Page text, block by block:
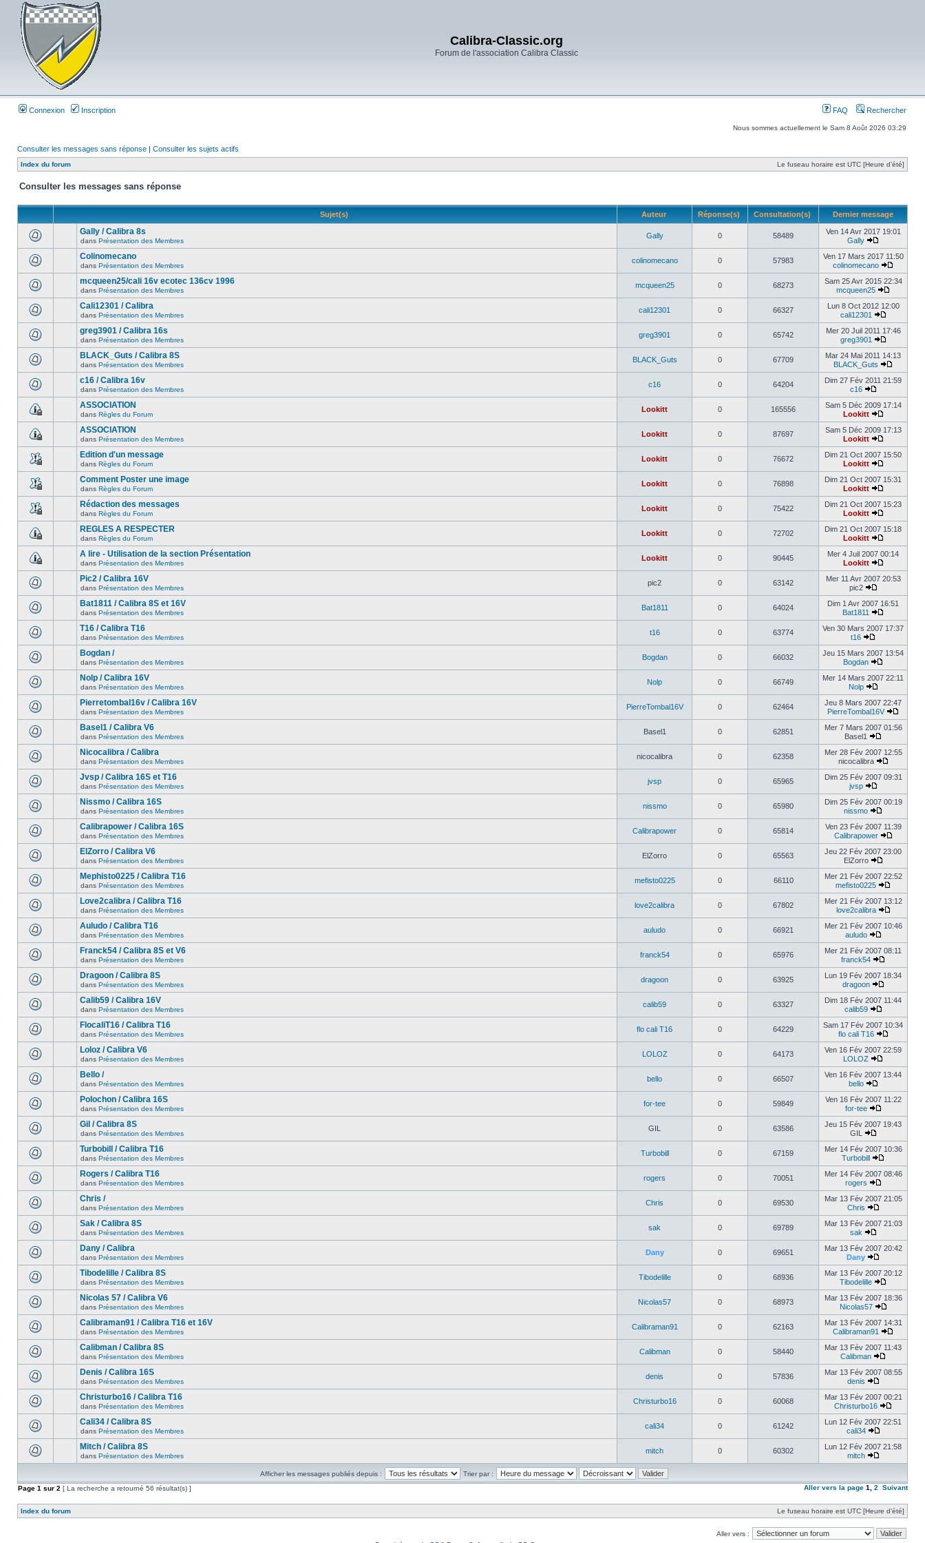
Calibra-Classic.org
Forum de l'association Calibra Classic
Connexion Inscription FAQ Rechercher
Nous sommes actuellement le Sam 8 Août 2026 03:29
Consulter les messages sans réponse | Consulter les sujets actifs
Index du forum Le fuseau horaire est UTC [Heure d’été]
Consulter les messages sans réponse
Sujet(s) Auteur Réponse(s) Consultation(s) Dernier message
Gally / Calibra 8s
dans Présentation des Membres
Gally 0 58489
Ven 14 Avr 2017 19:01
Gally
Colinomecano
dans Présentation des Membres
colinomecano 0 57983
Ven 17 Mars 2017 11:50
colinomecano
mcqueen25/cali 16v ecotec 136cv 1996
dans Présentation des Membres
mcqueen25 0 68273
Sam 25 Avr 2015 22:34
mcqueen25
Cali12301 / Calibra
dans Présentation des Membres
cali12301 0 66327
Lun 8 Oct 2012 12:00
cali12301
greg3901 / Calibra 16s
dans Présentation des Membres
greg3901 0 65742
Mer 20 Juil 2011 17:46
greg3901
BLACK_Guts / Calibra 8S
dans Présentation des Membres
BLACK_Guts 0 67709
Mar 24 Mai 2011 14:13
BLACK_Guts
c16 / Calibra 16v
dans Présentation des Membres
c16 0 64204
Dim 27 Fév 2011 21:59
c16
ASSOCIATION
dans Règles du Forum
Lookitt 0 165556
Sam 5 Déc 2009 17:14
Lookitt
ASSOCIATION
dans Présentation des Membres
Lookitt 0 87697
Sam 5 Déc 2009 17:13
Lookitt
Edition d'un message
dans Règles du Forum
Lookitt 0 76672
Dim 21 Oct 2007 15:50
Lookitt
Comment Poster une image
dans Règles du Forum
Lookitt 0 76898
Dim 21 Oct 2007 15:31
Lookitt
Rédaction des messages
dans Règles du Forum
Lookitt 0 75422
Dim 21 Oct 2007 15:23
Lookitt
REGLES A RESPECTER
dans Règles du Forum
Lookitt 0 72702
Dim 21 Oct 2007 15:18
Lookitt
A lire - Utilisation de la section Présentation
dans Présentation des Membres
Lookitt 0 90445
Mer 4 Juil 2007 00:14
Lookitt
Pic2 / Calibra 16V
dans Présentation des Membres
pic2 0 63142
Mer 11 Avr 2007 20:53
pic2
Bat1811 / Calibra 8S et 16V
dans Présentation des Membres
Bat1811 0 64024
Dim 1 Avr 2007 16:51
Bat1811
T16 / Calibra T16
dans Présentation des Membres
t16 0 63774
Ven 30 Mars 2007 17:37
t16
Bogdan /
dans Présentation des Membres
Bogdan 0 66032
Jeu 15 Mars 2007 13:54
Bogdan
Nolp / Calibra 16V
dans Présentation des Membres
Nolp 0 66749
Mer 14 Mars 2007 22:11
Nolp
Pierretombal16v / Calibra 16V
dans Présentation des Membres
PierreTombal16V 0 62464
Jeu 8 Mars 2007 22:47
PierreTombal16V
Basel1 / Calibra V6
dans Présentation des Membres
Basel1 0 62851
Mer 7 Mars 2007 01:56
Basel1
Nicocalibra / Calibra
dans Présentation des Membres
nicocalibra 0 62358
Mer 28 Fév 2007 12:55
nicocalibra
Jvsp / Calibra 16S et T16
dans Présentation des Membres
jvsp 0 65965
Dim 25 Fév 2007 09:31
jvsp
Nissmo / Calibra 16S
dans Présentation des Membres
nissmo 0 65980
Dim 25 Fév 2007 00:19
nissmo
Calibrapower / Calibra 16S
dans Présentation des Membres
Calibrapower 0 65814
Ven 23 Fév 2007 11:39
Calibrapower
ElZorro / Calibra V6
dans Présentation des Membres
ElZorro 0 65563
Jeu 22 Fév 2007 23:00
ElZorro
Mephisto0225 / Calibra T16
dans Présentation des Membres
mefisto0225 0 66110
Mer 21 Fév 2007 22:52
mefisto0225
Love2calibra / Calibra T16
dans Présentation des Membres
love2calibra 0 67802
Mer 21 Fév 2007 13:12
love2calibra
Auludo / Calibra T16
dans Présentation des Membres
auludo 0 66921
Mer 21 Fév 2007 10:46
auludo
Franck54 / Calibra 8S et V6
dans Présentation des Membres
franck54 0 65976
Mer 21 Fév 2007 08:11
franck54
Dragoon / Calibra 8S
dans Présentation des Membres
dragoon 0 63925
Lun 19 Fév 2007 18:34
dragoon
Calib59 / Calibra 16V
dans Présentation des Membres
calib59 0 63327
Dim 18 Fév 2007 11:44
calib59
FlocaliT16 / Calibra T16
dans Présentation des Membres
flo cali T16 0 64229
Sam 17 Fév 2007 10:34
flo cali T16
Loloz / Calibra V6
dans Présentation des Membres
LOLOZ 0 64173
Ven 16 Fév 2007 22:59
LOLOZ
Bello /
dans Présentation des Membres
bello 0 66507
Ven 16 Fév 2007 13:44
bello
Polochon / Calibra 16S
dans Présentation des Membres
for-tee 0 59849
Ven 16 Fév 2007 11:22
for-tee
Gil / Calibra 8S
dans Présentation des Membres
GIL 0 63586
Jeu 15 Fév 2007 19:43
GIL
Turbobill / Calibra T16
dans Présentation des Membres
Turbobill 0 67159
Mer 14 Fév 2007 10:36
Turbobill
Rogers / Calibra T16
dans Présentation des Membres
rogers 0 70051
Mer 14 Fév 2007 08:46
rogers
Chris /
dans Présentation des Membres
Chris 0 69530
Mar 13 Fév 2007 21:05
Chris
Sak / Calibra 8S
dans Présentation des Membres
sak 0 69789
Mar 13 Fév 2007 21:03
sak
Dany / Calibra
dans Présentation des Membres
Dany 0 69651
Mar 13 Fév 2007 20:42
Dany
Tibodelille / Calibra 8S
dans Présentation des Membres
Tibodelille 0 68936
Mar 13 Fév 2007 20:12
Tibodelille
Nicolas 57 / Calibra V6
dans Présentation des Membres
Nicolas57 0 68973
Mar 13 Fév 2007 18:36
Nicolas57
Calibraman91 / Calibra T16 et 16V
dans Présentation des Membres
Calibraman91 0 62163
Mar 13 Fév 2007 14:31
Calibraman91
Calibman / Calibra 8S
dans Présentation des Membres
Calibman 0 58440
Mar 13 Fév 2007 11:43
Calibman
Denis / Calibra 16S
dans Présentation des Membres
denis 0 57836
Mar 13 Fév 2007 08:55
denis
Christurbo16 / Calibra T16
dans Présentation des Membres
Christurbo16 0 60068
Mar 13 Fév 2007 00:21
Christurbo16
Cali34 / Calibra 8S
dans Présentation des Membres
cali34 0 61242
Lun 12 Fév 2007 22:51
cali34
Mitch / Calibra 8S
dans Présentation des Membres
mitch 0 60302
Lun 12 Fév 2007 21:58
mitch
Afficher les messages publiés depuis :
Trier par :
Page 1 sur 2 [ La recherche a retourné 56 résultat(s) ] Aller vers la page 1 2 Suivant
Index du forum Le fuseau horaire est UTC [Heure d’été]
Aller vers :